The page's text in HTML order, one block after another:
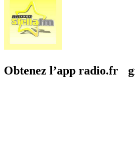
Obtenez l’app radio.fr